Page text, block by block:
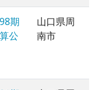
期
公
山口県周
南市